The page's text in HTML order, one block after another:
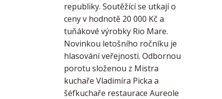
republiky. Soutěžící se utkají o
ceny v hodnotě 20 000 Kč a
tuňákové výrobky Rio Mare.
Novinkou letošního ročníku je
hlasování veřejnosti. Odbornou
porotu složenou z Mistra
kuchaře Vladimíra Picka a
šéfkuchaře restaurace Aureole